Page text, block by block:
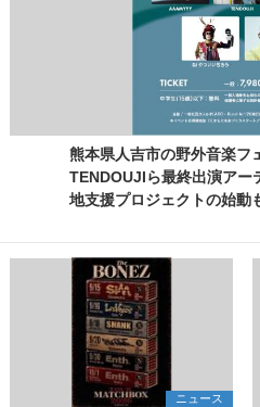
熊本県人吉市の野外音楽フ
TENDOUJIら最終出演ア
地支援プロジェクトの始動
ニュース